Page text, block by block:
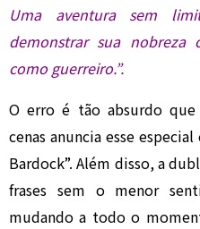
Uma aventura sem
demonstrar sua
como guerreiro.”.
O erro é tão absurdo
cenas anuncia esse
Bardock”. Além disso, a
frases sem o menor
mudando a todo o